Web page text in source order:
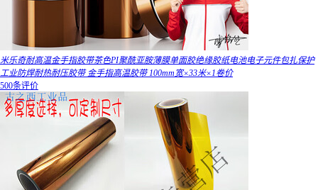
米乐奇耐高温金手指胶带茶色PI聚酰亚胺薄膜单面胶绝缘胶纸电池电子元件包扎保护
工业防焊耐热耐压胶带 金手指高温胶带 100mm宽×33米×1卷价
500条评价